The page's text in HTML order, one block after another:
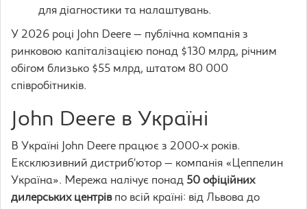
для діагностики та налаштувань.
У 2026 році John Deere — публічна компанія з
ринковою капіталізацією понад $130 млрд, річним
обігом близько $55 млрд, штатом 80 000
співробітників.
John Deere в Україні
В Україні John Deere працює з 2000-х років.
Ексклюзивний дистриб’ютор — компанія «Цеппелин
Україна». Мережа налічує понад 50 офіційних
дилерських центрівпо всій країні: від Львова до